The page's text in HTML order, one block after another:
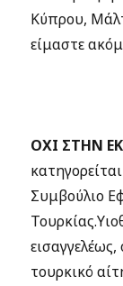
Κύπρου,
είμαστε
ΟΧΙ ΣΤΗΝ
Συμβούλιο
εισαγγελέως,
τουρκικό